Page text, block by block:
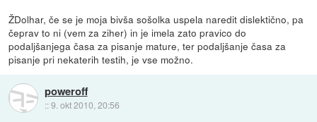
ŽDolhar, če se je moja bivša sošolka uspela naredit dislektično, pa
čeprav to ni (vem za ziher) in je imela zato pravico do
podaljšanjega časa za pisanje mature, ter podaljšanje časa za
pisanje pri nekaterih testih, je vse možno.
poweroff
::9. okt 2010, 20:56